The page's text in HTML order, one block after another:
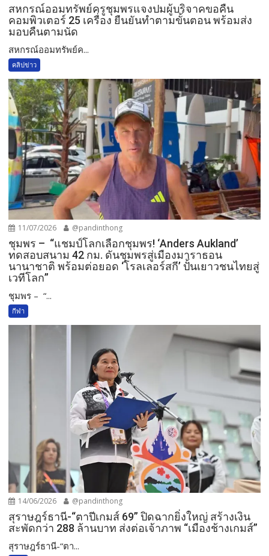
สหกรณ์ออมทรัพย์ครูชุมพรแจงปมผู้บริจาคขอคืน
คอมพิวเตอร์ 25 เครื่อง ยืนยันทำตามขั้นตอน พร้อมส่ง
มอบคืนตามนัด
สหกรณ์ออมทรัพย์ค...
คลิปข่าว
11/07/2026 @pandinthong
ชุมพร – “แชมป์โลกเลือกชุมพร! ‘Anders Aukland’
ทดสอบสนาม 42 กม. ดันชุมพรสู่เมืองมาราธอน
นานาชาติ พร้อมต่อยอด ‘โรลเลอร์สกี’ ปั้นเยาวชนไทยสู่
เวทีโลก”
ชุมพร – “...
กีฬา
14/06/2026 @pandinthong
สุราษฎร์ธานี-“ตาปีเกมส์ 69” ปิดฉากยิ่งใหญ่ สร้างเงิน
สะพัดกว่า 288 ล้านบาท ส่งต่อเจ้าภาพ “เมืองช้างเกมส์”
สุราษฎร์ธานี-“ตา...